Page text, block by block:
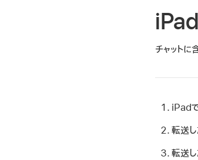
チャットに
iPad
転送し
転送し